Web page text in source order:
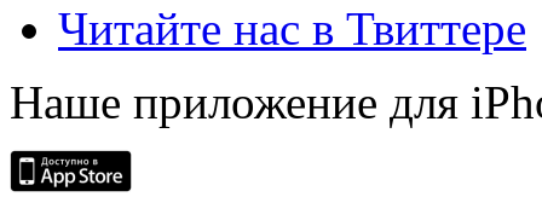
Читайте нас в Твиттере
Наше приложение для